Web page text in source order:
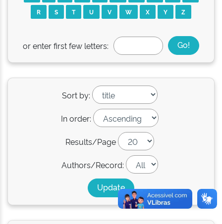
R
S T U V W X Y Z
or enter first few letters:
Sort by:
In order:
Results/Page
Authors/Record: